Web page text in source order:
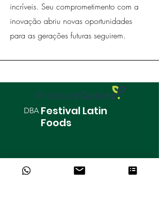
incríveis. Seu comprometimento com a
inovação abriu novas oportunidades
para as gerações futuras seguirem.
DBA Festival Latin
Foods
Orlando, FL 32824.